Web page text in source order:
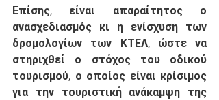
Επίσης, είναι απαραίτητος ο
ανασχεδιασμός κι η ενίσχυση των
δρομολογίων των ΚΤΕΛ, ώστε να
στηριχθεί ο στόχος του οδικού
τουρισμού, ο οποίος είναι κρίσιμος
για την τουριστική ανάκαμψη της